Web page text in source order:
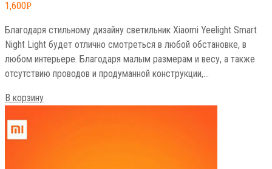
Р
Благодаря стильному дизайну светильник Xiaomi Yeelight Smart
Night Light будет отлично смотреться в любой обстановке, в
любом интерьере. Благодаря малым размерам и весу, а также
отсутствию проводов и продуманной конструкции,…
В корзину